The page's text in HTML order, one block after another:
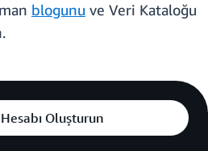
blogunu ve Veri Kataloğu
Oluşturun